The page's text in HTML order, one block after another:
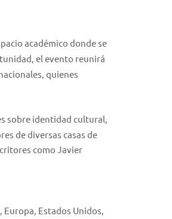
académico donde se
el evento reunirá
quienes
sobre identidad cultural,
de diversas casas de
como Javier
Estados Unidos,